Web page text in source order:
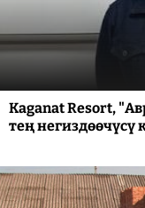
Kaganat Resort,
тең